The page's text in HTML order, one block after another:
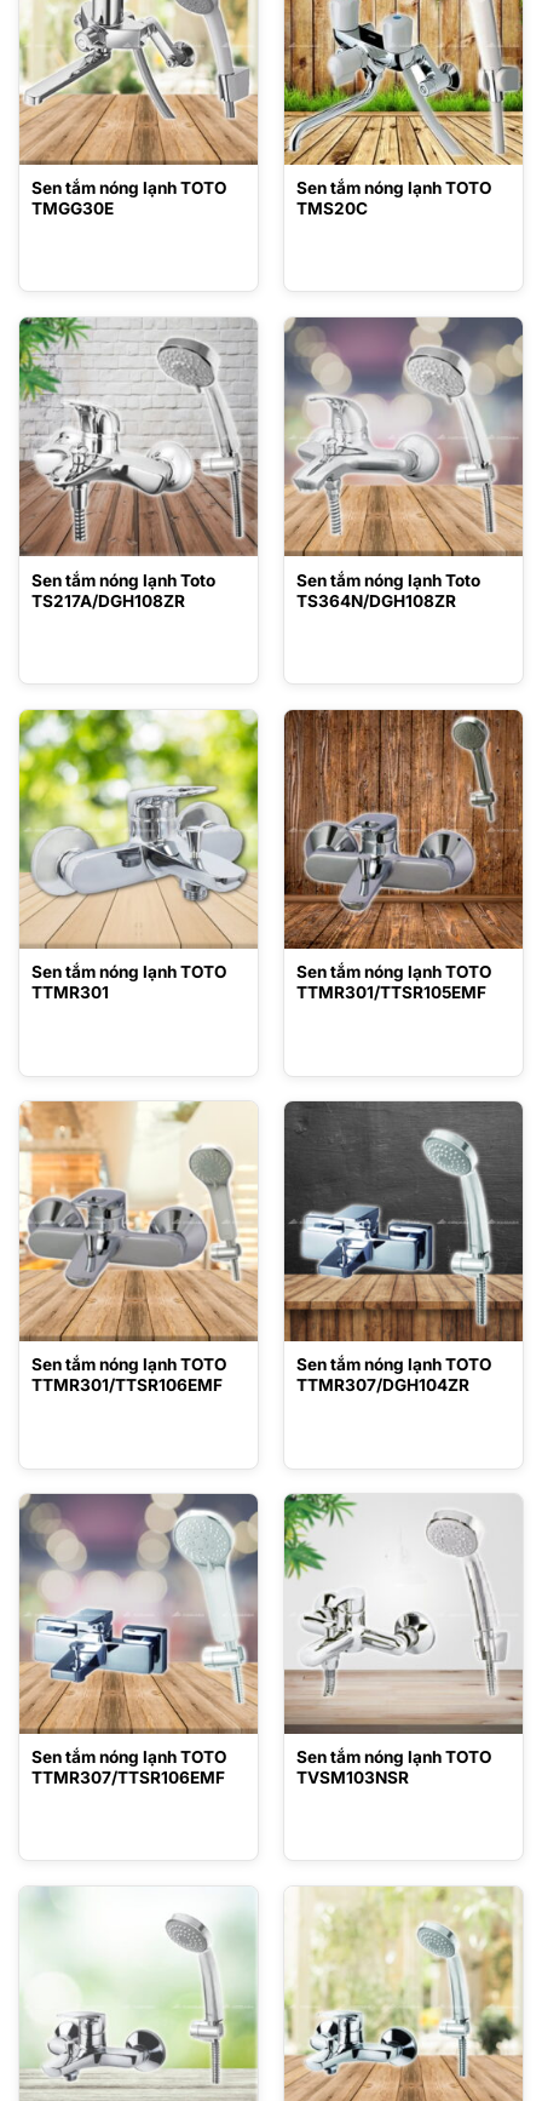
Sen tắm nóng lạnh TOTO
TMGG30E
Sen tắm nóng lạnh TOTO
TMS20C
Sen tắm nóng lạnh Toto
TS217A/DGH108ZR
Sen tắm nóng lạnh Toto
TS364N/DGH108ZR
Sen tắm nóng lạnh TOTO
TTMR301
Sen tắm nóng lạnh TOTO
TTMR301/TTSR105EMF
Sen tắm nóng lạnh TOTO
TTMR301/TTSR106EMF
Sen tắm nóng lạnh TOTO
TTMR307/DGH104ZR
Sen tắm nóng lạnh TOTO
TTMR307/TTSR106EMF
Sen tắm nóng lạnh TOTO
TVSM103NSR